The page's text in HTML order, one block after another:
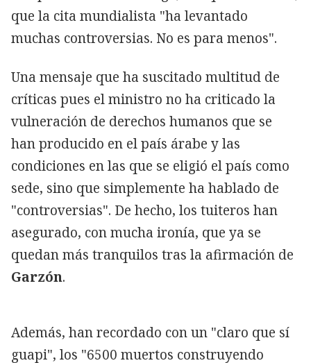
que la cita mundialista "ha levantado
muchas controversias. No es para menos".
Una mensaje que ha suscitado multitud de
críticas pues el ministro no ha criticado la
vulneración de derechos humanos que se
han producido en el país árabe y las
condiciones en las que se eligió el país como
sede, sino que simplemente ha hablado de
"controversias". De hecho, los tuiteros han
asegurado, con mucha ironía, que ya se
quedan más tranquilos tras la afirmación de
Garzón.
Además, han recordado con un "claro que sí
guapi", los "6500 muertos construyendo